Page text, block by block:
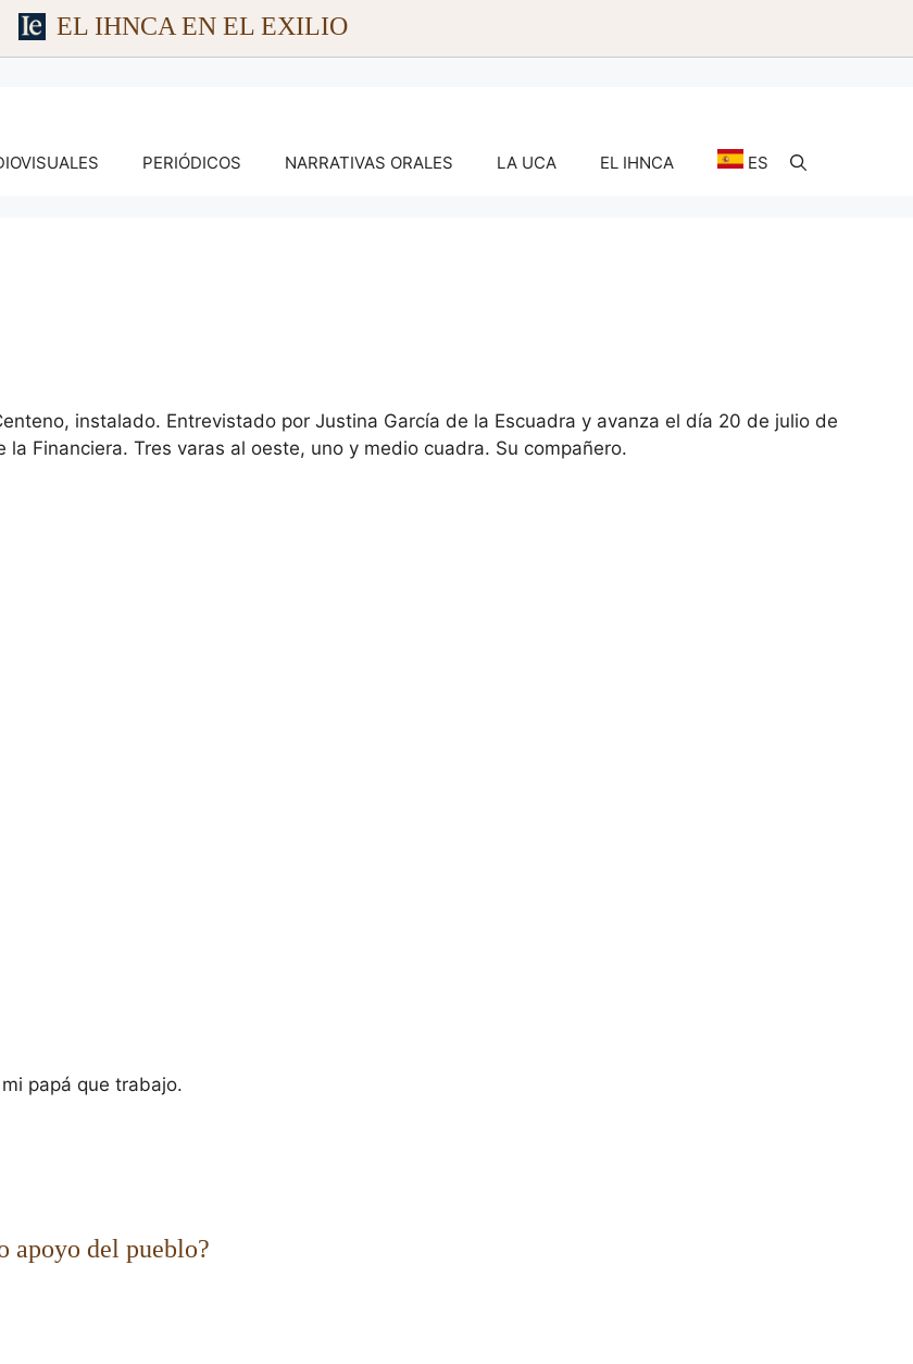
EL IHNCA EN EL EXILIO
PERIÓDICOS NARRATIVAS ORALES LA UCA EL IHNCA ES
instalado. Entrevistado por Justina García de la Escuadra y avanza el día 20 de julio de
Financiera. Tres varas al oeste, uno y medio cuadra. Su compañero.
papá que trabajo.
apoyo del pueblo?